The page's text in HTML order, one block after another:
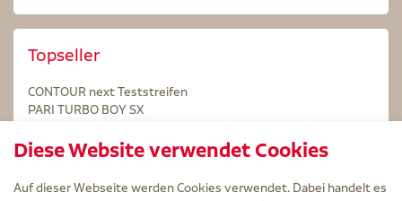
Topseller
CONTOUR next Teststreifen
PARI TURBO BOY SX
Kintex Kinesiologie Tape blau
Diese Website verwendet Cookies
Auf dieser Webseite werden Cookies verwendet. Dabei handelt es